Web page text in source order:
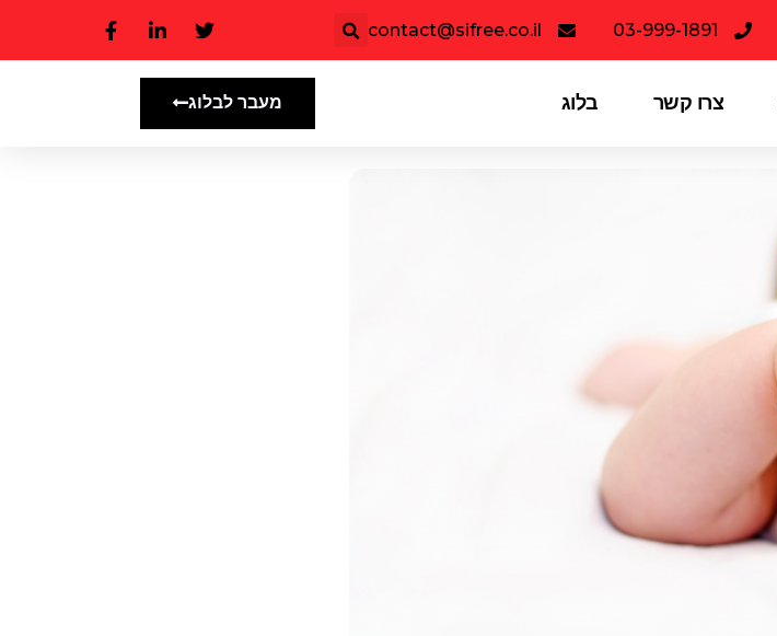
03-999-1891
contact@sifree.co.il
צרו קשר בלוג מעבר לבלוג